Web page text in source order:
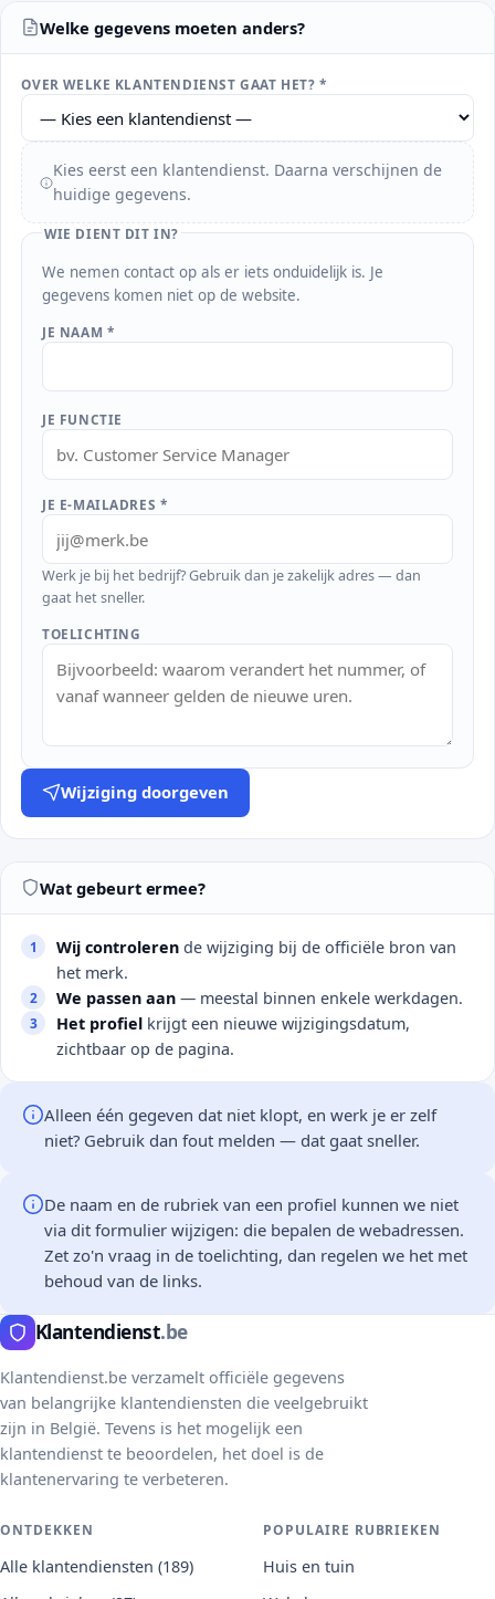
Welke gegevens moeten anders?
OVER WELKE KLANTENDIENST GAAT HET? *
Kies eerst een klantendienst. Daarna verschijnen de
huidige gegevens.
WIE DIENT DIT IN?
We nemen contact op als er iets onduidelijk is. Je
gegevens komen niet op de website.
JE NAAM *
JE FUNCTIE
JE E-MAILADRES *
Werk je bij het bedrijf? Gebruik dan je zakelijk adres — dan
gaat het sneller.
TOELICHTING
Wijziging doorgeven
Wat gebeurt ermee?
Wij controleren de wijziging bij de officiële bron van
het merk.
We passen aan — meestal binnen enkele werkdagen.
Het profiel krijgt een nieuwe wijzigingsdatum,
zichtbaar op de pagina.
Alleen één gegeven dat niet klopt, en werk je er zelf
niet? Gebruik dan fout melden — dat gaat sneller.
De naam en de rubriek van een profiel kunnen we niet
via dit formulier wijzigen: die bepalen de webadressen.
Zet zo'n vraag in de toelichting, dan regelen we het met
behoud van de links.
Klantendienst.be
Klantendienst.be verzamelt officiële gegevens
van belangrijke klantendiensten die veelgebruikt
zijn in België. Tevens is het mogelijk een
klantendienst te beoordelen, het doel is de
klantenervaring te verbeteren.
ONTDEKKEN
Alle klantendiensten (189)
POPULAIRE RUBRIEKEN
Huis en tuin